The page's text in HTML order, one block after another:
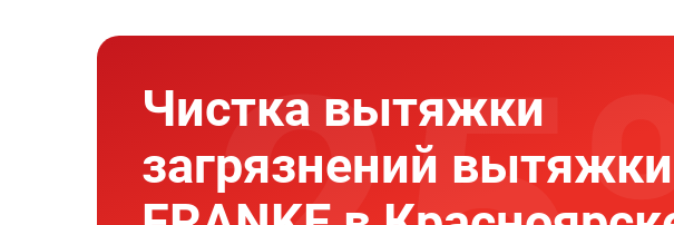
Чистка вытяжки
загрязнений вытяжки